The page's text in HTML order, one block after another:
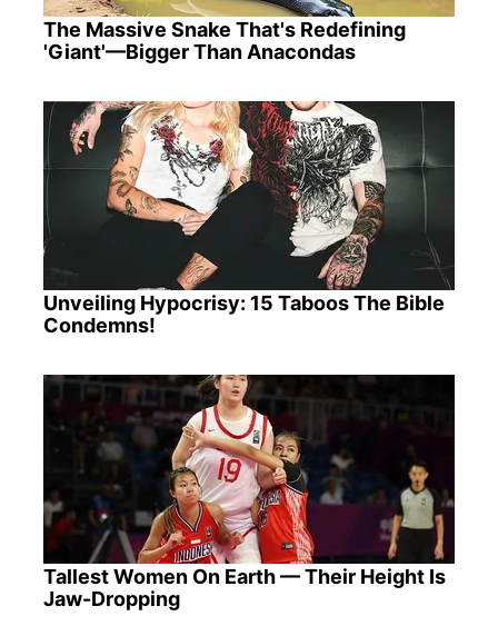
The Massive Snake That's Redefining
'Giant'—Bigger Than Anacondas
Unveiling Hypocrisy: 15 Taboos The Bible
Condemns!
Tallest Women On Earth — Their Height Is
Jaw-Dropping